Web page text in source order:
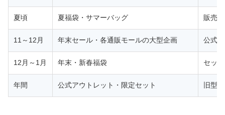
夏頃 夏福袋・サマーバッグ 販売
11～12月 年末セール・各通販モールの大型企画 公式
12月～1月 年末・新春福袋 セッ
年間 公式アウトレット・限定セット 旧型